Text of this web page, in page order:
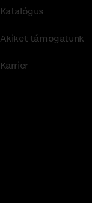
Katalógus
Akiket támogatunk
Karrier